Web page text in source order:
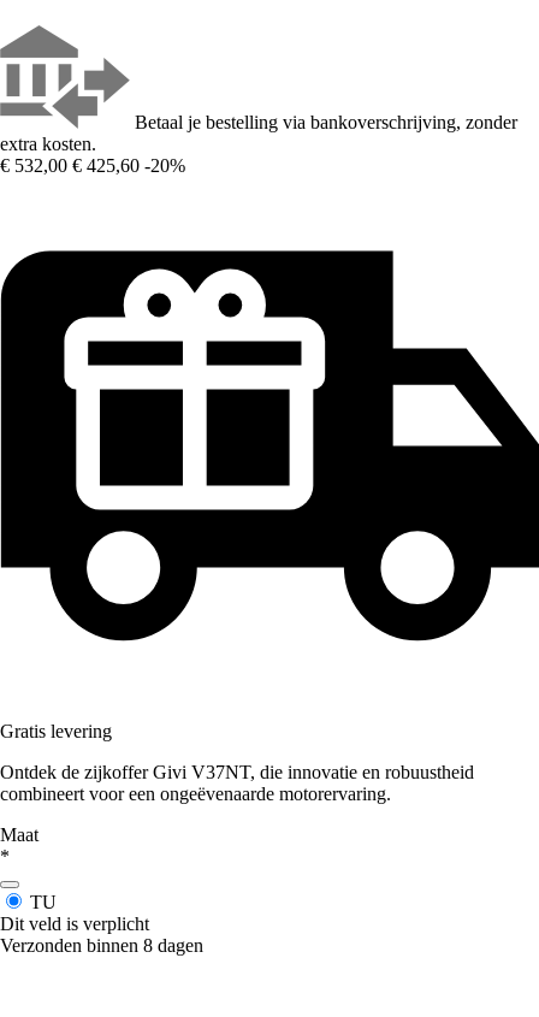
Betaal je bestelling via bankoverschrijving, zonder
extra kosten.
€ 532,00 € 425,60 -20%
Gratis levering
Ontdek de zijkoffer Givi V37NT, die innovatie en robuustheid
combineert voor een ongeëvenaarde motorervaring.
Maat
*
TU
Dit veld is verplicht
Verzonden binnen 8 dagen